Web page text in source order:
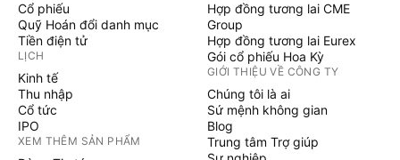
Cổ phiếu
Quỹ Hoán đổi danh mục
Tiền điện tử
LỊCH
Kinh tế
Thu nhập
Cổ tức
IPO
XEM THÊM SẢN PHẨM
Hợp đồng tương lai CME
Group
Hợp đồng tương lai Eurex
Gói cổ phiếu Hoa Kỳ
GIỚI THIỆU VỀ CÔNG TY
Chúng tôi là ai
Sứ mệnh không gian
Blog
Trung tâm Trợ giúp